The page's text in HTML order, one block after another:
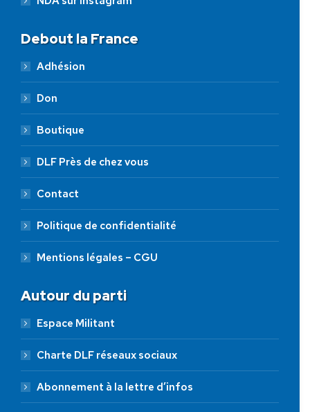
Debout la France
Adhésion
Don
Boutique
DLF Près de chez vous
Contact
Politique de confidentialité
Mentions légales – CGU
Autour du parti
Espace Militant
Charte DLF réseaux sociaux
Abonnement à la lettre d’infos